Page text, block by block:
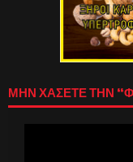
ΜΗΝ ΧΑΣΕΤΕ ΤΗΝ